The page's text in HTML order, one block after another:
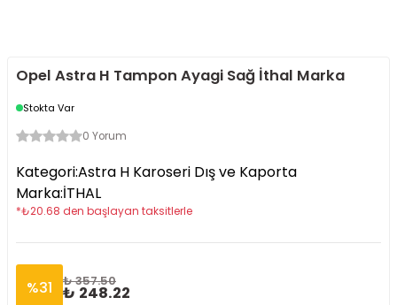
Opel Astra H Tampon Ayagi Sağ İthal Marka
Stokta Var
0 Yorum
Kategori:Astra H Karoseri Dış ve Kaporta
Marka:İTHAL
*₺20.68 den başlayan taksitlerle
%31 ₺ 357.50
₺ 248.22